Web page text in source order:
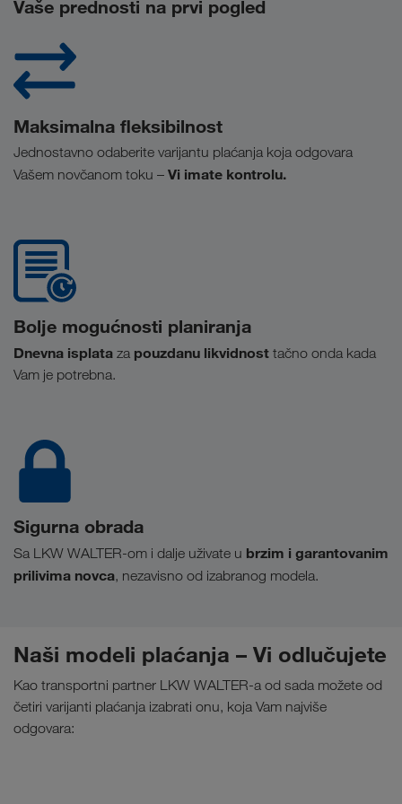
Vaše prednosti na prvi pogled
Maksimalna fleksibilnost
Jednostavno odaberite varijantu plaćanja koja odgovara
Vašem novčanom toku – Vi imate kontrolu.
Bolje mogućnosti planiranja
Dnevna isplata za pouzdanu likvidnost tačno onda kada
Vam je potrebna.
Sigurna obrada
Sa LKW WALTER-om i dalje uživate u brzim i garantovanim
prilivima novca, nezavisno od izabranog modela.
Naši modeli plaćanja – Vi odlučujete
Kao transportni partner LKW WALTER-a od sada možete od
četiri varijanti plaćanja izabrati onu, koja Vam najviše
odgovara: